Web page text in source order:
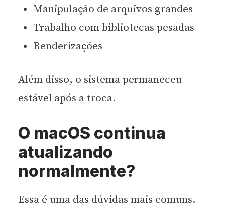
Manipulação de arquivos grandes
Trabalho com bibliotecas pesadas
Renderizações
Além disso, o sistema permaneceu
estável após a troca.
O macOS continua
atualizando
normalmente?
Essa é uma das dúvidas mais comuns.